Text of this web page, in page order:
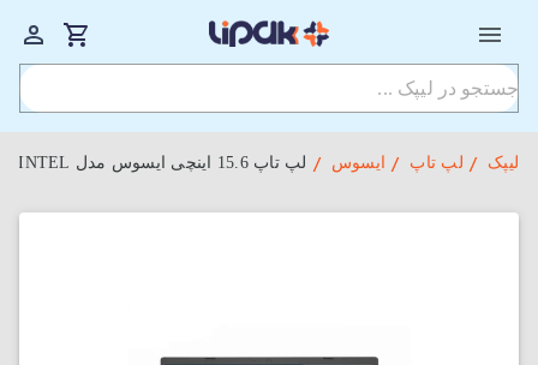
لیپک لپ تاپ ایسوس لپ تاپ 15.6 اینچی ایسوس مدل ASUS P1512CEA-EJ0473W i3-16GB-1THDD+256SSD-INTEL